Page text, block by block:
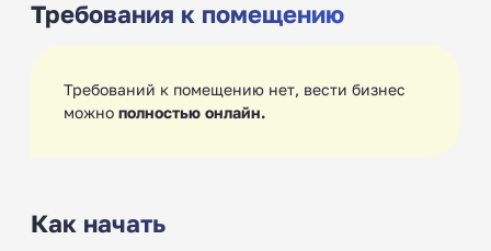
Требования к помещению
Требований к помещению нет, вести бизнес
можно полностью онлайн.
Как начать